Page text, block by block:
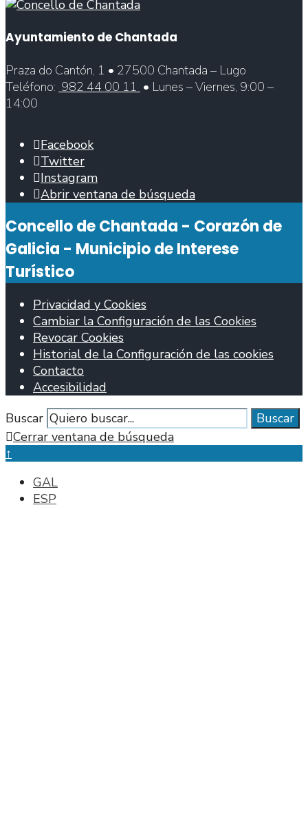
Ayuntamiento de Chantada
Praza do Cantón, 1 • 27500 Chantada – Lugo
Teléfono: 982 44 00 11 • Lunes – Viernes, 9:00 –
14:00
Facebook
Twitter
Instagram
Abrir ventana de búsqueda
Concello de Chantada - Corazón de
Galicia - Municipio de Interese
Turístico
Privacidad y Cookies
Cambiar la Configuración de las Cookies
Revocar Cookies
Historial de la Configuración de las cookies
Contacto
Accesibilidad
Buscar
Buscar
Cerrar ventana de búsqueda
↑
GAL
ESP